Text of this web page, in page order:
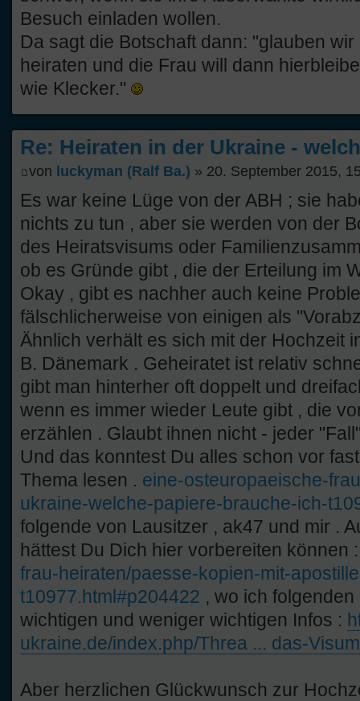
Besuch einladen wollen.
Da sagt die Botschaft dann: "glauben
heiraten und die Frau will dann
wie Klecker."
Re: Heiraten in der Ukraine -
von luckyman (Ralf Ba.) » 20. September 2015,
Es war keine Lüge von der ABH ; sie
nichts zu tun , aber sie werden von der
des Heiratsvisums oder
ob es Gründe gibt , die der Erteilung im
Okay , gibt es nachher auch keine
fälschlicherweise von einigen als
Ähnlich verhält es sich mit der Hochzeit
B. Dänemark . Geheiratet ist relativ
gibt man hinterher oft doppelt und
wenn es immer wieder Leute gibt , die
erzählen . Glaubt ihnen nicht - jeder
Und das konntest Du alles schon vor
Thema lesen . eine-osteuropaeische-
ukraine-welche-papiere-brauche-ich-
folgende von Lausitzer , ak47 und mir .
hättest Du Dich hier vorbereiten können
frau-heiraten/paesse-kopien-mit-
t10977.html#p204422 , wo ich
wichtigen und weniger wichtigen Infos :
ukraine.de/index.php/Threa ... das-
Aber herzlichen Glückwunsch zur